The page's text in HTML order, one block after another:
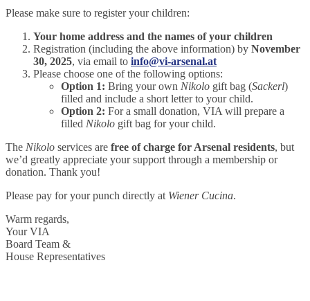
Please make sure to register your children:
Your home address and the names of your children
Registration (including the above information) by November
30, 2025, via email to info@vi-arsenal.at
Please choose one of the following options:
Option 1: Bring your own Nikolo gift bag (Sackerl)
filled and include a short letter to your child.
Option 2: For a small donation, VIA will prepare a
filled Nikolo gift bag for your child.
The Nikolo services are free of charge for Arsenal residents, but
we’d greatly appreciate your support through a membership or
donation. Thank you!
Please pay for your punch directly at Wiener Cucina.
Warm regards,
Your VIA
Board Team &
House Representatives